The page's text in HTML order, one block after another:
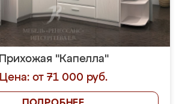
Прихожая "Капелла"
Цена: от 71 000 руб.